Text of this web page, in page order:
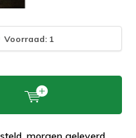
Voorraad: 1